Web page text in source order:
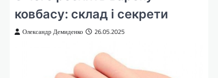
ковбасу: склад і секрети
Олександр Демиденко 26.05.2025